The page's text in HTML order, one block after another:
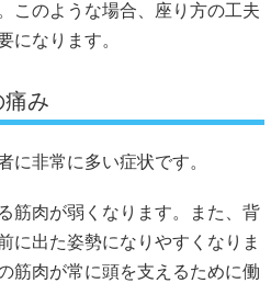
このような場合、座り方の工夫
になります。
痛み
に非常に多い症状です。
筋肉が弱くなります。また、背
に出た姿勢になりやすくなりま
筋肉が常に頭を支えるために働